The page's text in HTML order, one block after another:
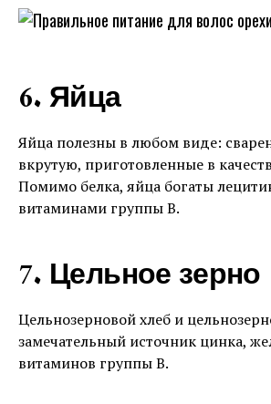
6. Яйца
Яйца полезны в любом виде:
вкрутую, приготовленные в
Помимо белка, яйца богаты
витаминами группы В.
7. Цельное зерно
Цельнозерновой хлеб и
замечательный источник цинка,
витаминов группы В.